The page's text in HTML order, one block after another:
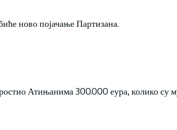
ново појачање Партизана.
Атињанима 300.000 еура, колико су